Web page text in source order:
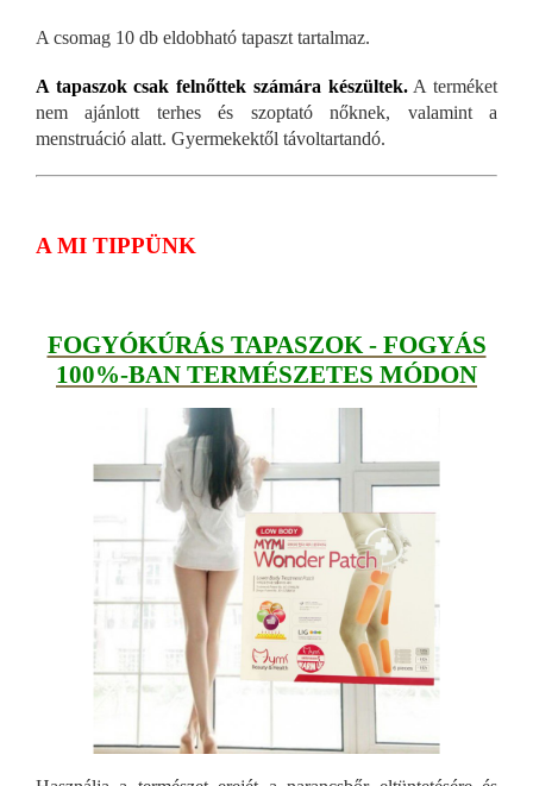
A csomag 10 db eldobható tapaszt tartalmaz.
A tapaszok csak felnőttek számára készültek.A terméket
nem ajánlott terhes és szoptató nőknek, valamint a
menstruáció alatt. Gyermekektől távoltartandó.
A MI TIPPÜNK
FOGYÓKÚRÁS TAPASZOK - FOGYÁS
100%-BAN TERMÉSZETES MÓDON